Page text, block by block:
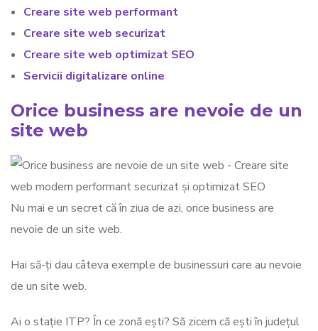
Creare site web performant
Creare site web securizat
Creare site web optimizat SEO
Servicii digitalizare online
Orice business are nevoie de un
site web
Nu mai e un secret că în ziua de azi, orice business are
nevoie de un site web.
Hai să-ți dau câteva exemple de businessuri care au nevoie
de un site web.
Ai o stație ITP? În ce zonă ești? Să zicem că ești în județul